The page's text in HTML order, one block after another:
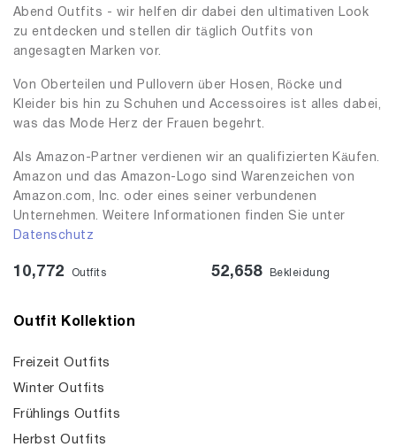
Abend Outfits - wir helfen dir dabei den ultimativen Look
zu entdecken und stellen dir täglich Outfits von
angesagten Marken vor.
Von Oberteilen und Pullovern über Hosen, Röcke und
Kleider bis hin zu Schuhen und Accessoires ist alles dabei,
was das Mode Herz der Frauen begehrt.
Als Amazon-Partner verdienen wir an qualifizierten Käufen.
Amazon und das Amazon-Logo sind Warenzeichen von
Amazon.com, Inc. oder eines seiner verbundenen
Unternehmen. Weitere Informationen finden Sie unter
Datenschutz
10,772 Outfits 52,658 Bekleidung
Outfit Kollektion
Freizeit Outfits
Winter Outfits
Frühlings Outfits
Herbst Outfits